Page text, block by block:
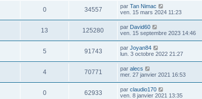
0 34557 par Tan Nimac
ven. 15 mars 2024 11:23
13 125280 par David60
ven. 15 septembre 2023 14:46
5 91743 par Joyan84
lun. 3 octobre 2022 21:27
4 70771 par alecs
mer. 27 janvier 2021 16:53
0 62933 par claudio170
ven. 8 janvier 2021 13:35